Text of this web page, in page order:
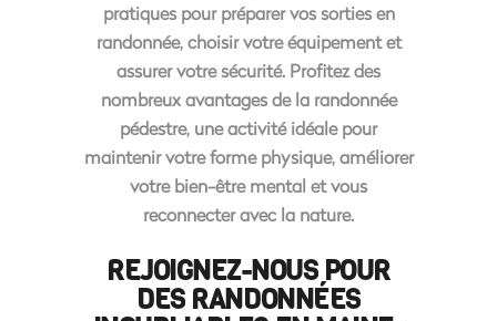
pratiques pour préparer vossorties en
randonnée, choisir votre équipement et
assurer votre sécurité. Profitez des
nombreux avantages de la randonnée
pédestre, une activité idéale pour
maintenir votreforme physique, améliorer
votre bien-être mental et vous
reconnecter avec la nature.
REJOIGNEZ-NOUS POUR
DES RANDONNÉES